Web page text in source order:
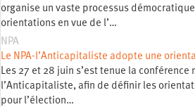
organise un vaste processus
orientations en vue de l’…
NPA
Le NPA-l’Anticapitaliste adopte une
Les 27 et 28 juin s’est tenue la conférence
l’Anticapitaliste, afin de définir les
pour l’élection…